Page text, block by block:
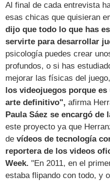
Al final de cada entrevista
esas chicas que quisieran
dijo que todo lo que has
servirte para desarrollar
psicología puedes crear
profundos, o si has
mejorar las físicas del
los videojuegos porque
arte definitivo", afirma
Paula Sáez se encargó
este proyecto ya que
devídeos de tecnología
reportera de los videos
Week. "En 2011, en el
estaba flipando con todo, y